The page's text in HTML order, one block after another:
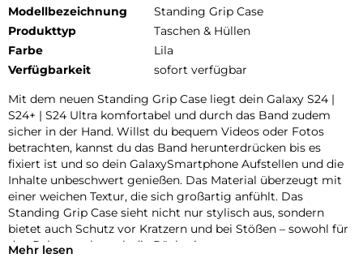
Modellbezeichnung
Standing Grip Case
Produkttyp
Taschen & Hüllen
Farbe
Lila
Verfügbarkeit
sofort verfügbar
Mit dem neuen Standing Grip Case liegt dein Galaxy S24 |
S24+ | S24 Ultra komfortabel und durch das Band zudem
sicher in der Hand. Willst du bequem Videos oder Fotos
betrachten, kannst du das Band herunterdrücken bis es
fixiert ist und so dein GalaxySmartphone Aufstellen und die
Inhalte unbeschwert genießen. Das Material überzeugt mit
einer weichen Textur, die sich großartig anfühlt. Das
Standing Grip Case sieht nicht nur stylisch aus, sondern
bietet auch Schutz vor Kratzern und bei Stößen – sowohl für
den Rahmen als auch die Rückseite.
Mehr lesen